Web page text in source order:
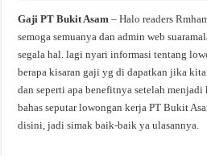
Gaji PT Bukit Asam– Halo readers
semoga semuanya dan admin web
segala hal. lagi nyari informasi tentang
berapa kisaran gaji yg di dapatkan jika
dan seperti apa benefitnya setelah
bahas seputar lowongan kerja PT Bukit
disini, jadi simak baik-baik ya ulasannya.